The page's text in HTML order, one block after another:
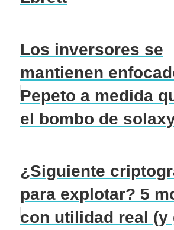
Los inversores se
mantienen
Pepeto a medida
el bombo de
¿Siguiente
para explotar? 5
con utilidad real (y